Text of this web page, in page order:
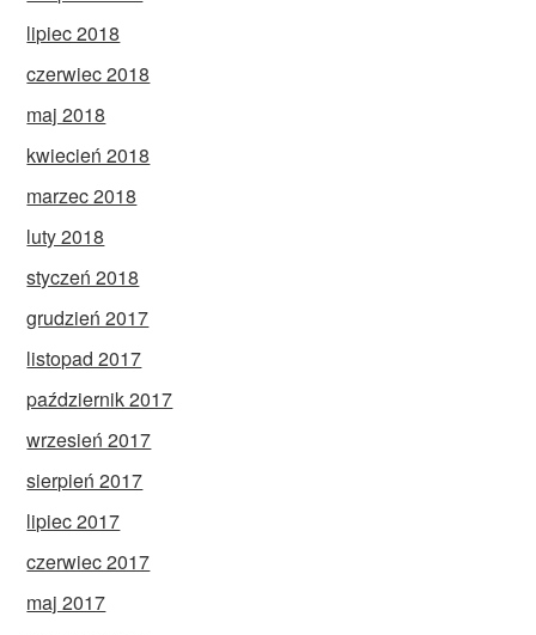
lipiec 2018
czerwiec 2018
maj 2018
kwiecień 2018
marzec 2018
luty 2018
styczeń 2018
grudzień 2017
listopad 2017
październik 2017
wrzesień 2017
sierpień 2017
lipiec 2017
czerwiec 2017
maj 2017